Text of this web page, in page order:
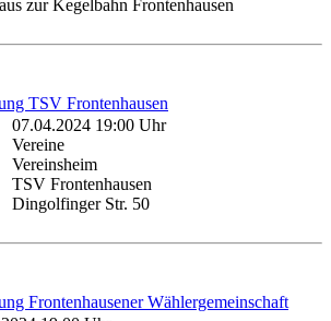
zur Kegelbahn Frontenhausen
TSV Frontenhausen
07.04.2024 19:00 Uhr
Vereine
Vereinsheim
TSV Frontenhausen
Dingolfinger Str. 50
Frontenhausener Wählergemeinschaft